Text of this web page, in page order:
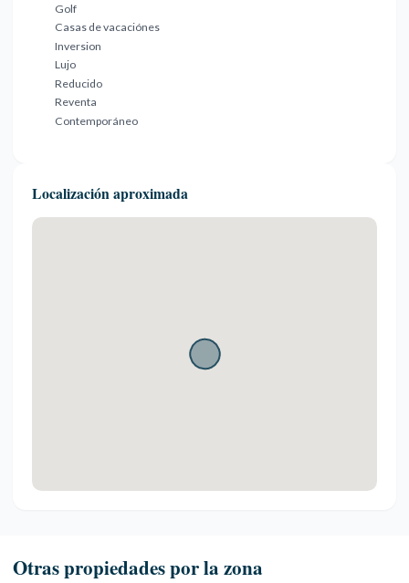
Golf
Casas de vacaciónes
Inversion
Lujo
Reducido
Reventa
Contemporáneo
Localización aproximada
Otras propiedades por la zona